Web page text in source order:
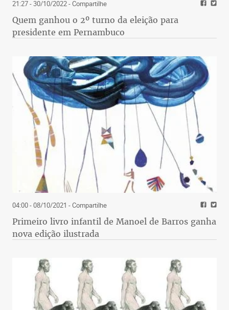
21:27 - 30/10/2022- Compartilhe
Quem ganhou o 2º turno da eleição para
presidente em Pernambuco
04:00 - 08/10/2021 - Compartilhe
Primeiro livro infantil de Manoel de Barros ganha
nova edição ilustrada